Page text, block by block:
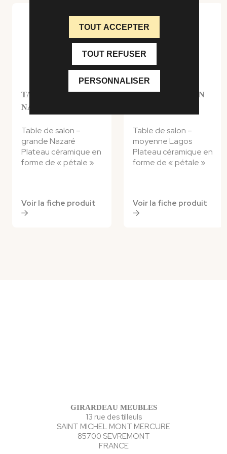
TABLE DE SALON
NAZARÉ
Table de salon –
grande Nazaré
Plateau céramique en
forme de « pétale »
Voir la fiche produit
TABLE DE SALON
Table de salon –
moyenne Lagos
Plateau céramique en
forme de « pétale »
Voir la fiche produit
GIRARDEAU MEUBLES
13 rue des tilleuls
SAINT MICHEL MONT MERCURE
85700 SEVREMONT
FRANCE
TOUT ACCEPTER
TOUT REFUSER
PERSONNALISER